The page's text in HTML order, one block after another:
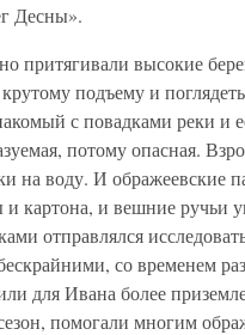
Десны».
притягивали высокие
подъему и
с повадками реки и
потому опасная.
на воду. И ображеевские
картона, и вешние ручьи
отправлялся
со временем
для Ивана более
помогали многим